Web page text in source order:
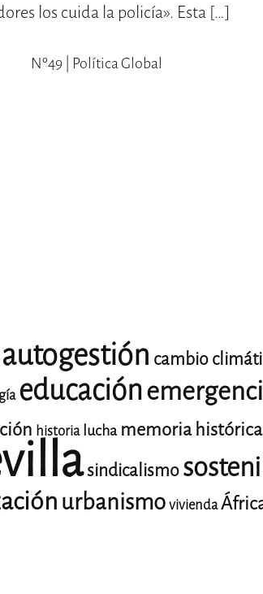
los cuida la policía». Esta […]
Nº49 | Política Global
autogestión cambio
educación
historia lucha memoria histórica
sindicalismo
urbanismovivienda